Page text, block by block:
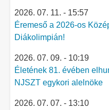
2026. 07. 11. - 15:57
Éremeső a 2026-os
Diákolimpián!
2026. 07. 09. - 10:19
Életének 81. évében
NJSZT egykori alelnöke
2026. 07. 07. - 13:10